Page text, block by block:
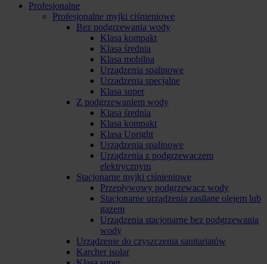
Profesjonalne
Profesjonalne myjki ciśnieniowe
Bez podgrzewania wody
Klasa kompakt
Klasa średnia
Klasa mobilna
Urządzenia spalinowe
Urzadzenia specjalne
Klasa super
Z podgrzewaniem wody
Klasa średnia
Klasa kompakt
Klasa Upright
Urządzenia spalinowe
Urządzenia z podgrzewaczem
elektrycznym
Stacjonarne myjki ciśnieniowe
Przepływowy podgrzewacz wody
Stacjonarne urządzenia zasilane olejem lub
gazem
Urządzenia stacjonarne bez podgrzewania
wody
Urządzenie do czyszczenia sanitariatów
Karcher isolar